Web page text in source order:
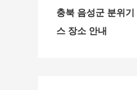
충북 음성군 분위
스 장소 안내